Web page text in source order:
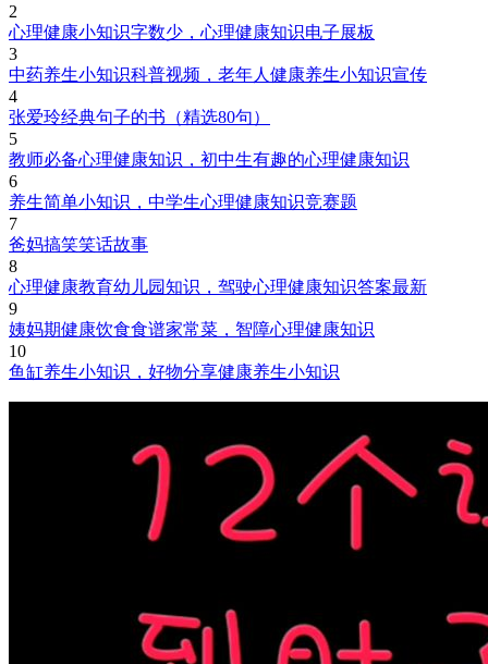
2
心理健康小知识字数少，心理健康知识电子展板
3
中药养生小知识科普视频，老年人健康养生小知识宣传
4
张爱玲经典句子的书（精选80句）
5
教师必备心理健康知识，初中生有趣的心理健康知识
6
养生简单小知识，中学生心理健康知识竞赛题
7
爸妈搞笑笑话故事
8
心理健康教育幼儿园知识，驾驶心理健康知识答案最新
9
姨妈期健康饮食食谱家常菜，智障心理健康知识
10
鱼缸养生小知识，好物分享健康养生小知识